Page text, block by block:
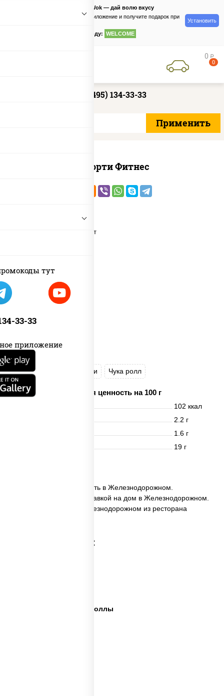
тут
33-33
приложение
PizzaSushiWok — дай волю вкусу
Скачайте приложение и получите подарок при
по промокоду: WELCOME
Установить
0 руб
0
+7 (495) 134-33-33
Ассорти Фитнес
Ясай маки Каппа маки Чука ролл
Пищевая ценность на 100 г
102 ккал
2.2 г
1.6 г
19 г
✅ Ассорти Фитнес заказать в Железнодорожном.
✅ Ассорти Фитнес с доставкой на дом в Железнодорожном.
✅ Ассорти Фитнес в Железнодорожном из ресторана
Категории товара:
Пицца суши вок сеты роллы